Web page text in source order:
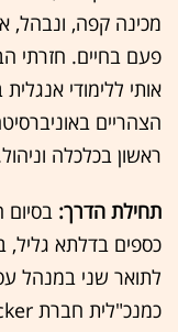
מכינה קפה, ונבהל,
פעם בחיים. חזרתי
אותי ללימודי
הצהריים
ראשון בכלכלה
תחילת הדרך: בסיום
כספים בדלתא גליל,
לתואר שני במנהל